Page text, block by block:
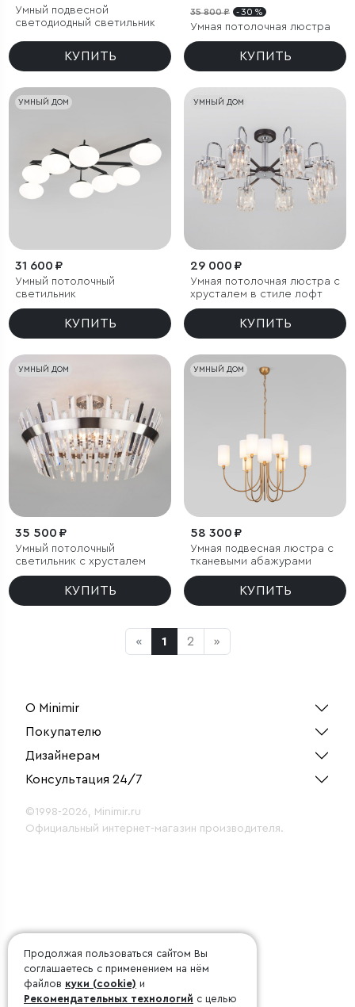
Умный подвесной
светодиодный светильник
КУПИТЬ
35 800 ₽ - 30 %
Умная потолочная люстра
КУПИТЬ
УМНЫЙ ДОМ
31 600 ₽
Умный потолочный
светильник
КУПИТЬ
УМНЫЙ ДОМ
29 000 ₽
Умная потолочная люстра с
хрусталем в стиле лофт
КУПИТЬ
УМНЫЙ ДОМ
35 500 ₽
Умный потолочный
светильник с хрусталем
КУПИТЬ
УМНЫЙ ДОМ
58 300 ₽
Умная подвесная люстра с
тканевыми абажурами
КУПИТЬ
« 1 2 »
О Minimir
Покупателю
Дизайнерам
Консультация 24/7
©1998-2026, Minimir.ru
Официальный интернет-магазин производителя.
Продолжая пользоваться сайтом Вы
соглашаетесь с применением на нём
файлов куки (cookie) и
Рекомендательных технологий с целью